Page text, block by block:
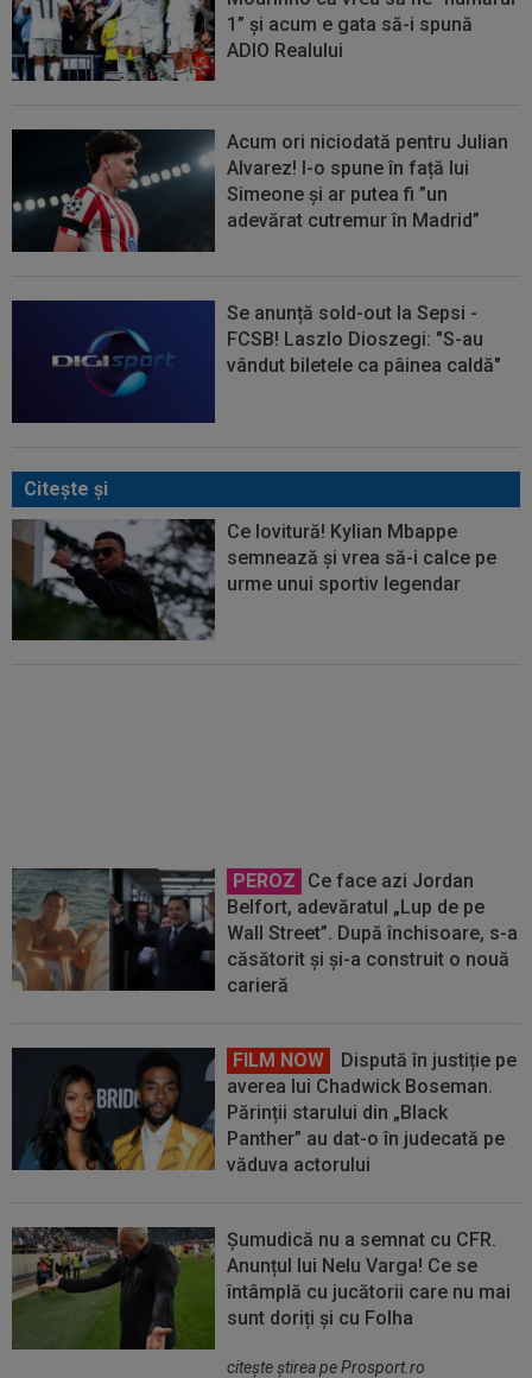
1” și acum e gata să-i spună
ADIO Realului
Acum ori niciodată pentru Julian
Alvarez! I-o spune în față lui
Simeone și ar putea fi ”un
adevărat cutremur în Madrid”
Se anunță sold-out la Sepsi -
FCSB! Laszlo Dioszegi: "S-au
vândut biletele ca pâinea caldă"
Citeşte şi
Ce lovitură! Kylian Mbappe
semnează și vrea să-i calce pe
urme unui sportiv legendar
PEROZ
Ce face azi Jordan
Belfort, adevăratul „Lup de pe
Wall Street”. După închisoare, s-a
căsătorit și și-a construit o nouă
carieră
FILM NOW
Dispută în justiție pe
averea lui Chadwick Boseman.
Părinții starului din „Black
Panther” au dat-o în judecată pe
văduva actorului
Șumudică nu a semnat cu CFR.
Anunțul lui Nelu Varga! Ce se
întâmplă cu jucătorii care nu mai
sunt doriți și cu Folha
citeşte ştirea pe Prosport.ro